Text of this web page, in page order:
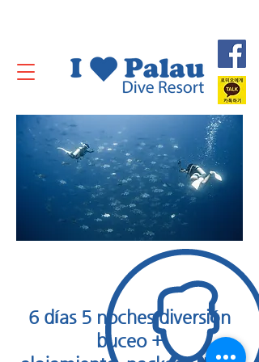
6 días 5 noches diversión
buceo +